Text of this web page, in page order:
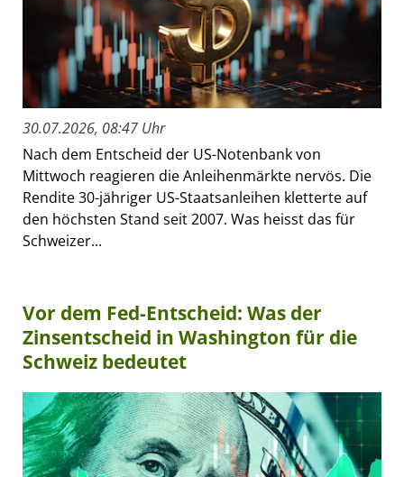
30.07.2026, 08:47 Uhr
Nach dem Entscheid der US-Notenbank von
Mittwoch reagieren die Anleihenmärkte nervös. Die
Rendite 30-jähriger US-Staatsanleihen kletterte auf
den höchsten Stand seit 2007. Was heisst das für
Schweizer...
Vor dem Fed-Entscheid: Was der
Zinsentscheid in Washington für die
Schweiz bedeutet